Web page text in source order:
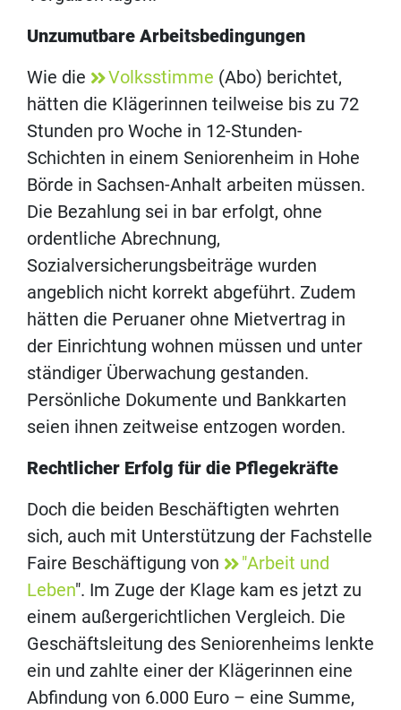
Unzumutbare Arbeitsbedingungen
Wie die
Volksstimme (Abo) berichtet,
hätten die Klägerinnen teilweise bis zu 72
Stunden pro Woche in 12-Stunden-
Schichten in einem Seniorenheim in Hohe
Börde in Sachsen-Anhalt arbeiten müssen.
Die Bezahlung sei in bar erfolgt, ohne
ordentliche Abrechnung,
Sozialversicherungsbeiträge wurden
angeblich nicht korrekt abgeführt. Zudem
hätten die Peruaner ohne Mietvertrag in
der Einrichtung wohnen müssen und unter
ständiger Überwachung gestanden.
Persönliche Dokumente und Bankkarten
seien ihnen zeitweise entzogen worden.
Rechtlicher Erfolg für die Pflegekräfte
Doch die beiden Beschäftigten wehrten
sich, auch mit Unterstützung der Fachstelle
Faire Beschäftigung von
"Arbeit und
Leben". Im Zuge der Klage kam es jetzt zu
einem außergerichtlichen Vergleich. Die
Geschäftsleitung des Seniorenheims lenkte
ein und zahlte einer der Klägerinnen eine
Abfindung von 6.000 Euro – eine Summe,